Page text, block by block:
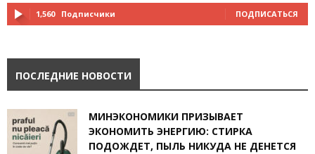
1,560 Подписчики ПОДПИСАТЬСЯ
ПОСЛЕДНИЕ НОВОСТИ
МИНЭКОНОМИКИ ПРИЗЫВАЕТ
ЭКОНОМИТЬ ЭНЕРГИЮ: СТИРКА
ПОДОЖДЕТ, ПЫЛЬ НИКУДА НЕ ДЕНЕТСЯ